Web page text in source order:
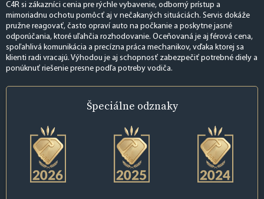
C4R si zákazníci cenia pre rýchle vybavenie, odborný prístup a
mimoriadnu ochotu pomôcť aj v nečakaných situáciách. Servis dokáže
pružne reagovať, často opraví auto na počkanie a poskytne jasné
odporúčania, ktoré uľahčia rozhodovanie. Oceňovaná je aj férová cena,
spoľahlivá komunikácia a precízna práca mechanikov, vďaka ktorej sa
klienti radi vracajú. Výhodou je aj schopnosť zabezpečiť potrebné diely a
ponúknuť riešenie presne podľa potreby vodiča.
Špeciálne odznaky